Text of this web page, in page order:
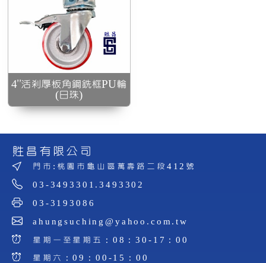
4”活剎厚板角鋼銑框PU輪
(日珠)
貹昌有限公司
門市:桃園市龜山區萬壽路二段412號
03-3493301.3493302
03-3193086
ahungsuching@yahoo.com.tw
星期一至星期五：08：30-17：00
星期六：09：00-15：00